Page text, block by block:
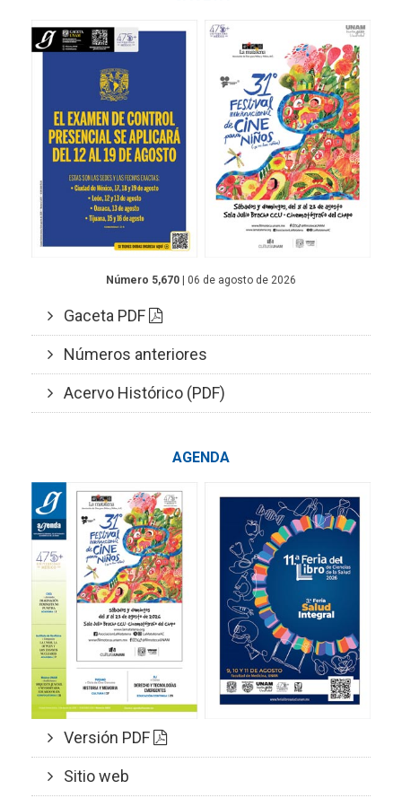
Número 5,670 | 06 de agosto de 2026
Gaceta PDF
Números anteriores
Acervo Histórico (PDF)
AGENDA
Versión PDF
Sitio web